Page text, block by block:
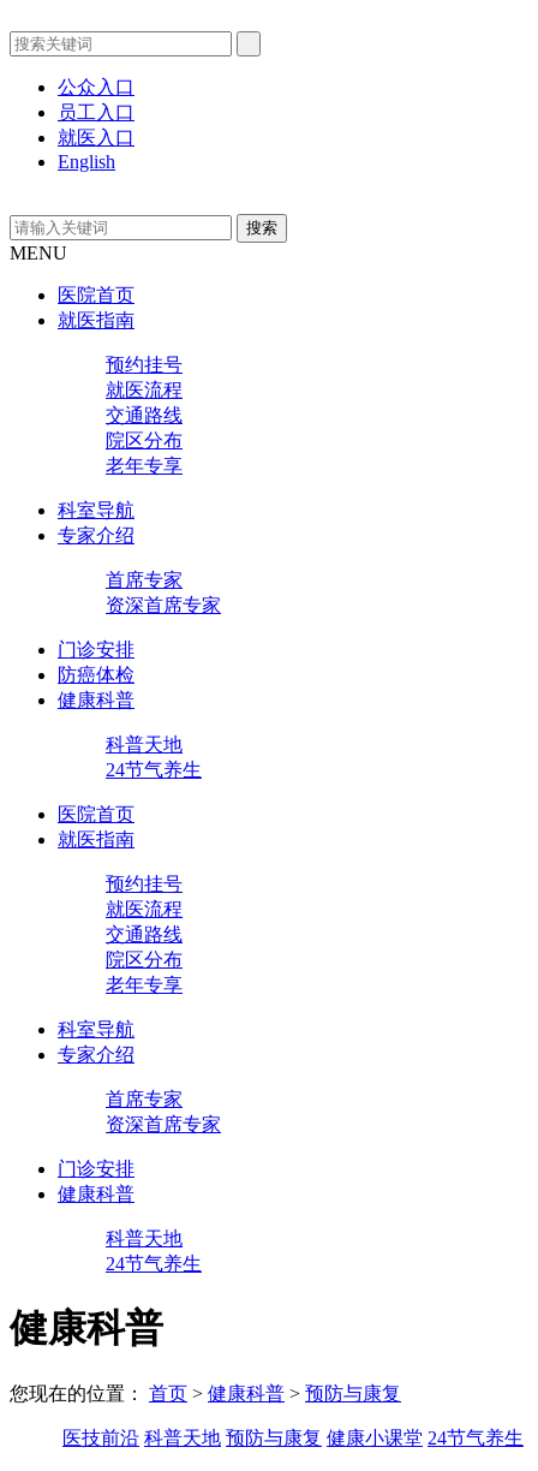
公众入口
员工入口
就医入口
English
MENU
医院首页
就医指南
预约挂号
就医流程
交通路线
院区分布
老年专享
科室导航
专家介绍
首席专家
资深首席专家
门诊安排
防癌体检
健康科普
科普天地
24节气养生
医院首页
就医指南
预约挂号
就医流程
交通路线
院区分布
老年专享
科室导航
专家介绍
首席专家
资深首席专家
门诊安排
健康科普
科普天地
24节气养生
健康科普
您现在的位置： 首页 > 健康科普 > 预防与康复
医技前沿 科普天地 预防与康复 健康小课堂 24节气养生